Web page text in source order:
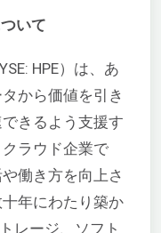
いて
HPE）は、あ
から価値を引き
きるよう支援す
ラウド企業で
働き方を向上さ
年にわたり築か
レージ、ソフト